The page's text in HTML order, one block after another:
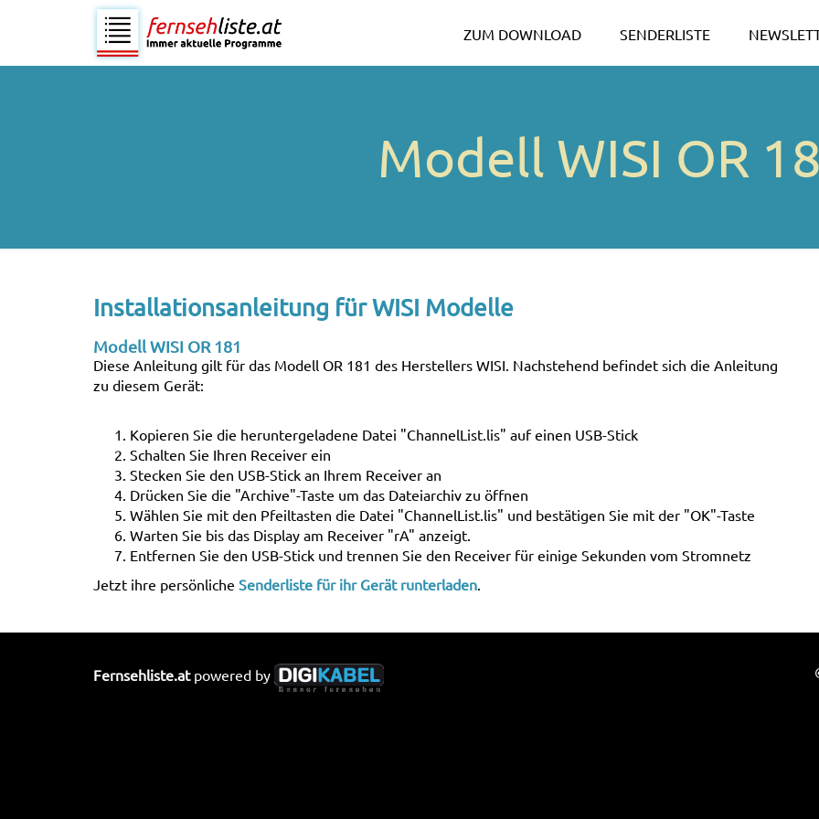
ZUM DOWNLOAD SENDERLISTE
Modell WISI OR
Installationsanleitung für WISI Modelle
Modell WISI OR 181
Diese Anleitung gilt für das Modell OR 181 des Herstellers WISI. Nachstehend befindet sich die Anleitung
zu diesem Gerät:
Kopieren Sie die heruntergeladene Datei "ChannelList.lis" auf einen USB-Stick
Schalten Sie Ihren Receiver ein
Stecken Sie den USB-Stick an Ihrem Receiver an
Drücken Sie die "Archive"-Taste um das Dateiarchiv zu öffnen
Wählen Sie mit den Pfeiltasten die Datei "ChannelList.lis" und bestätigen Sie mit der "OK"-Taste
Warten Sie bis das Display am Receiver "rA" anzeigt.
Entfernen Sie den USB-Stick und trennen Sie den Receiver für einige Sekunden vom Stromnetz
Jetzt ihre persönliche Senderliste für ihr Gerät runterladen
Fernsehliste.atpowered by